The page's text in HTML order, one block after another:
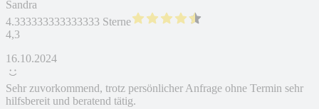
Sandra
4.333333333333333 Sterne
4,3
16.10.2024
Sehr zuvorkommend, trotz persönlicher Anfrage ohne Termin sehr
hilfsbereit und beratend tätig.